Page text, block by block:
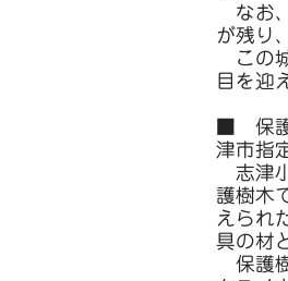
なお
が残り
この
目を迎
■ 保護
津市指
志津
護樹木
えられ
具の材
保護